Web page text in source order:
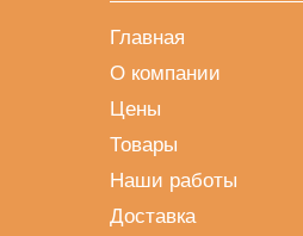
Главная
О компании
Цены
Товары
Наши работы
Доставка